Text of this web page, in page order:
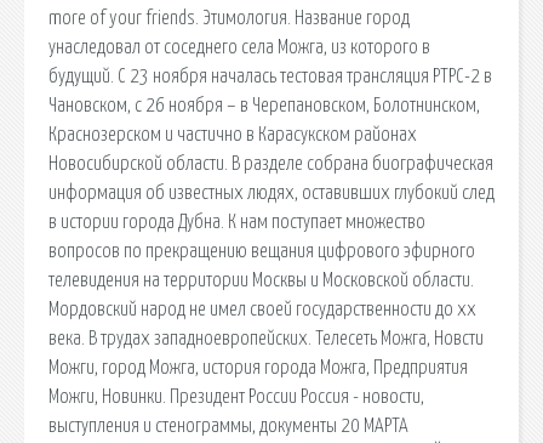
more of your friends. Этимология. Название город
унаследовал от соседнего села Можга, из которого в
будущий. С 23 ноября началась тестовая трансляция РТРС-2 в
Чановском, с 26 ноября – в Черепановском, Болотнинском,
Краснозерском и частично в Карасукском районах
Новосибирской области. В разделе собрана биографическая
информация об известных людях, оставивших глубокий след
в истории города Дубна. К нам поступает множество
вопросов по прекращению вещания цифрового эфирного
телевидения на территории Москвы и Московской области.
Мордовский народ не имел своей государственности до xx
века. В трудах западноевропейских. Телесеть Можга, Новсти
Можги, город Можга, история города Можга, Предприятия
Можги, Новинки. Президент России Россия - новости,
выступления и стенограммы, документы 20 МАРТА